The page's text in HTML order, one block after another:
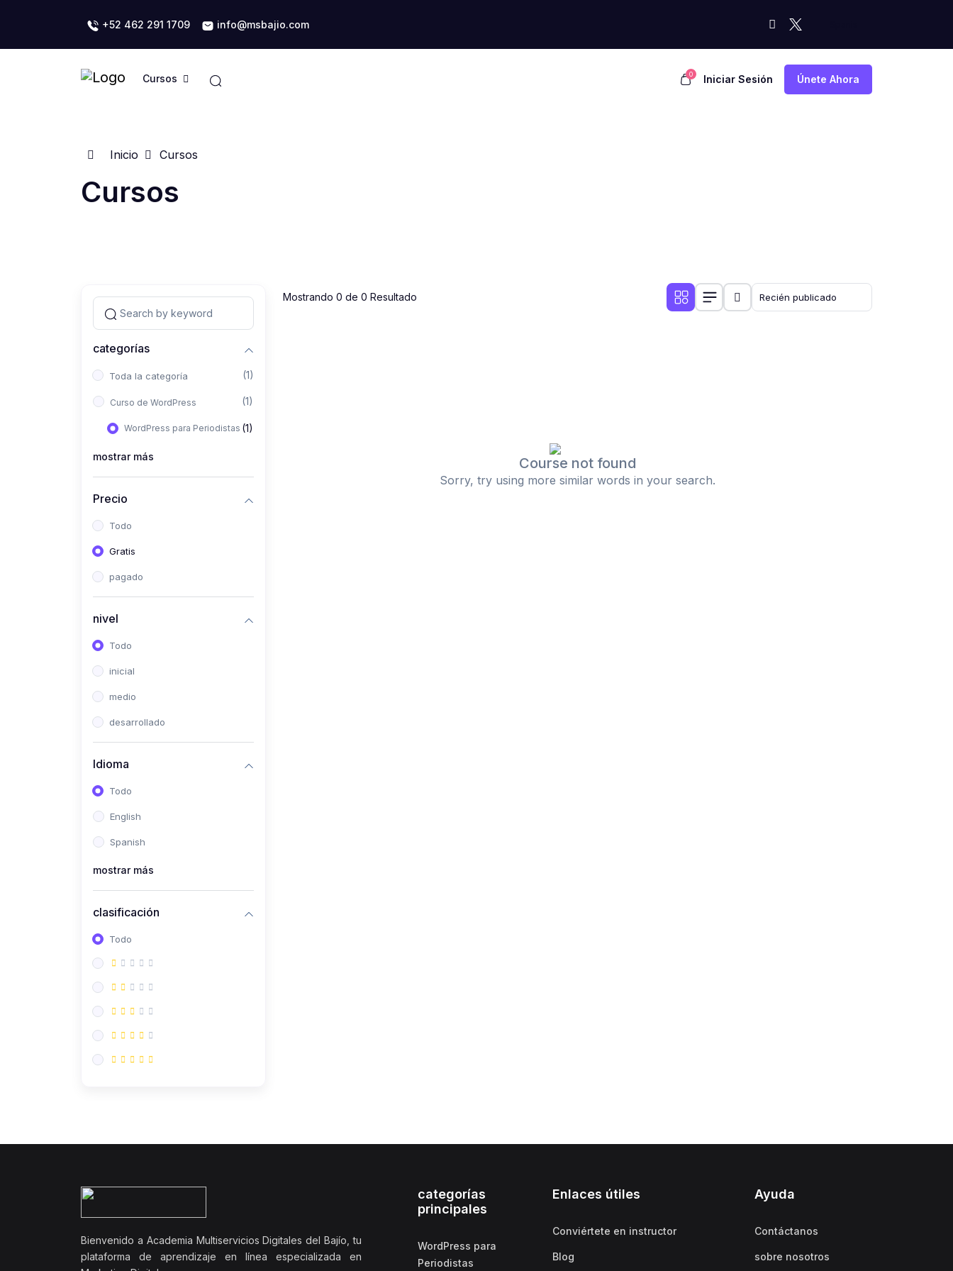
+52 462 291 1709 info@msbajio.com
Cursos 0 Iniciar Sesión Únete Ahora
Inicio Cursos
Cursos
categorías
Toda la categoría (1)
Curso de WordPress (1)
WordPress para Periodistas (1)
mostrar más
Precio
Todo
Gratis
pagado
nivel
Todo
inicial
medio
desarrollado
Idioma
Todo
English
Spanish
mostrar más
clasificación
Todo
Mostrando 0 de 0 Resultado
Course not found
Sorry, try using more similar words in your search.
Bienvenido a Academia Multiservicios Digitales del Bajío, tu
plataforma de aprendizaje en línea especializada en
categorías
principales
WordPress para
Periodistas
Enlaces útiles
Conviértete en instructor
Blog
Ayuda
Contáctanos
sobre nosotros